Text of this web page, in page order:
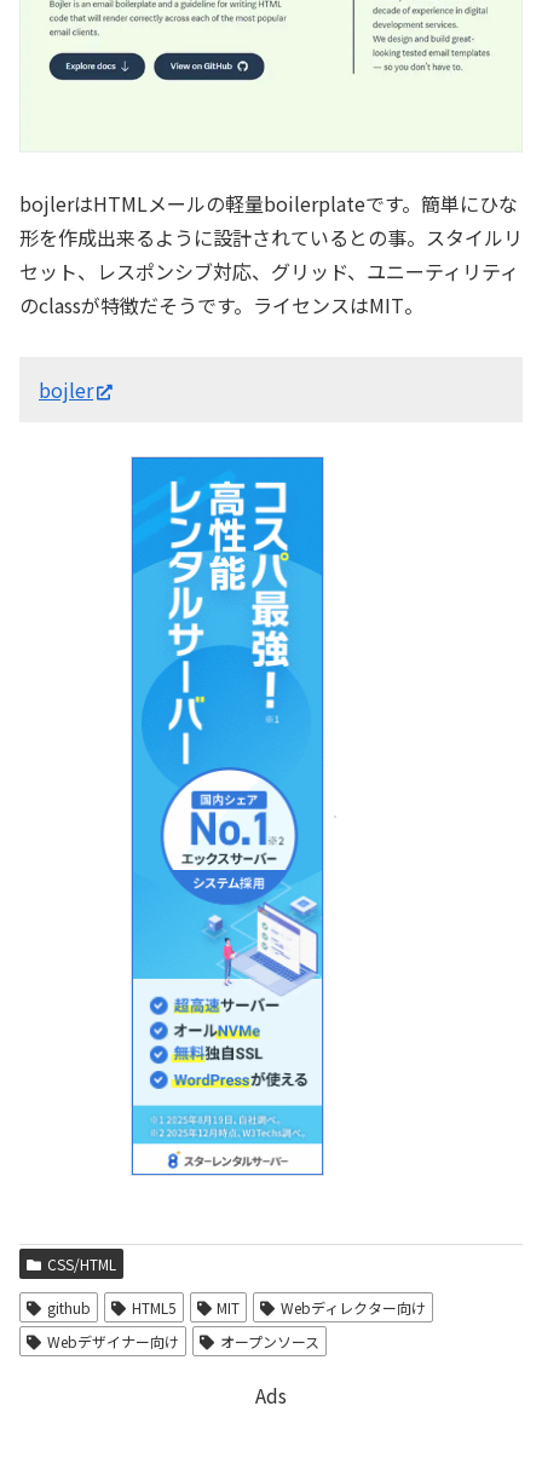
bojlerはHTMLメールの軽量boilerplateです。簡単にひな
形を作成出来るように設計されているとの事。スタイルリ
セット、レスポンシブ対応、グリッド、ユニーティリティ
のclassが特徴だそうです。ライセンスはMIT。
bojler
CSS/HTML
github HTML5 MIT
Webディレクター向け
Webデザイナー向け
オープンソース
Ads